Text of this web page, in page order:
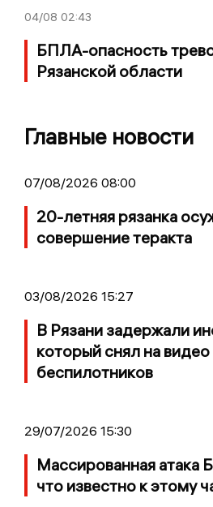
04/08 02:43
БПЛА-опасность
Рязанской области
Главные новости
07/08/2026 08:00
20-летняя рязанка
совершение теракта
03/08/2026 15:27
В Рязани задержали
который снял на видео
беспилотников
29/07/2026 15:30
Массированная атака
что известно к этому